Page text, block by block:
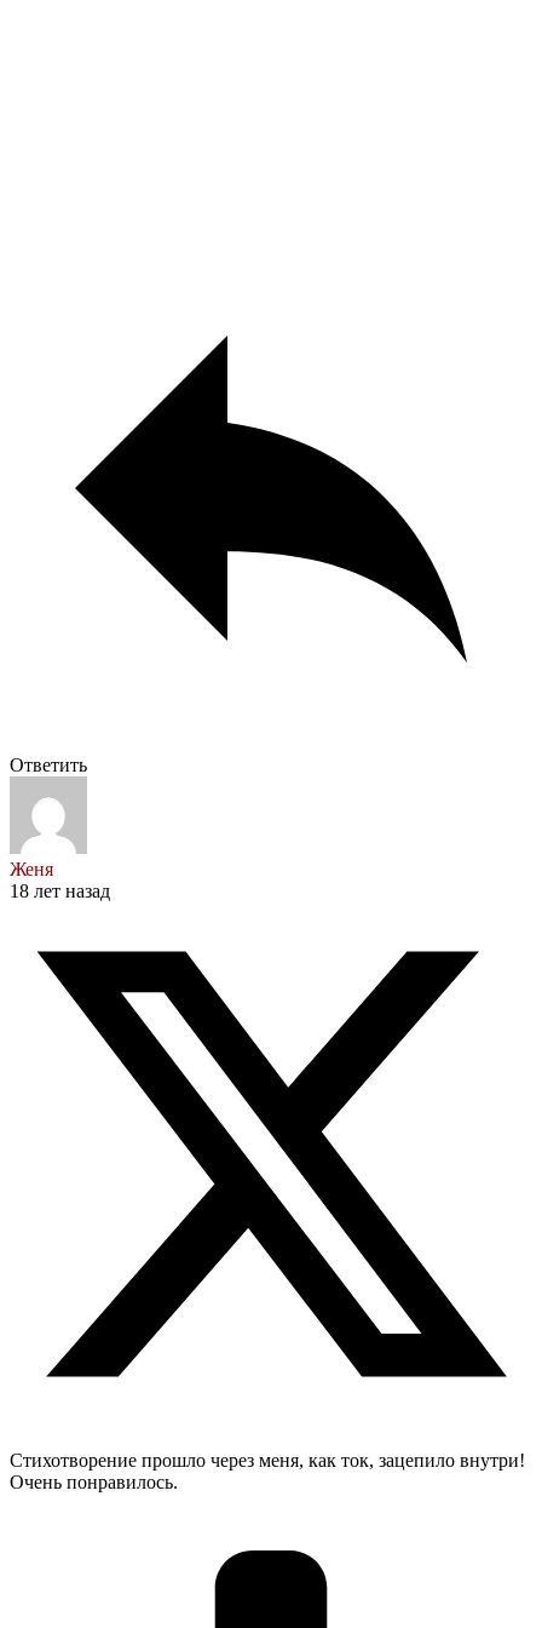
Ответить
Женя
18 лет назад
Стихотворение прошло через меня, как ток, зацепило внутри!
Очень понравилось.